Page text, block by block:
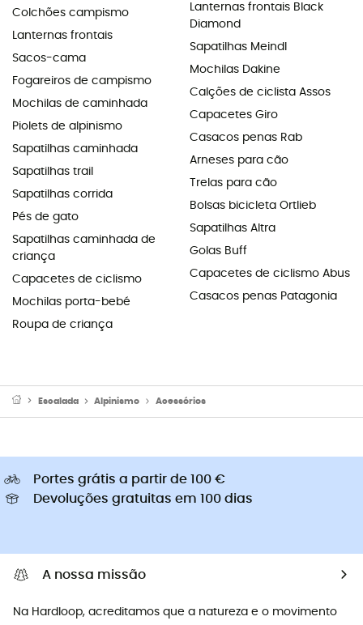
Colchões campismo
Lanternas frontais
Sacos-cama
Fogareiros de campismo
Mochilas de caminhada
Piolets de alpinismo
Sapatilhas caminhada
Sapatilhas trail
Sapatilhas corrida
Pés de gato
Sapatilhas caminhada de
criança
Capacetes de ciclismo
Mochilas porta-bebé
Roupa de criança
Lanternas frontais Black
Diamond
Sapatilhas Meindl
Mochilas Dakine
Calções de ciclista Assos
Capacetes Giro
Casacos penas Rab
Arneses para cão
Trelas para cão
Bolsas bicicleta Ortlieb
Sapatilhas Altra
Golas Buff
Capacetes de ciclismo Abus
Casacos penas Patagonia
Escalada Alpinismo Acessórios
Portes grátis a partir de 100 €
Devoluções gratuitas em 100 dias
A nossa missão
Na Hardloop, acreditamos que a natureza e o movimento